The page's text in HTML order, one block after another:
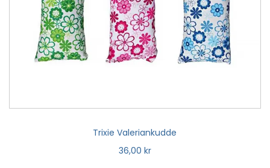
Trixie Valeriankudde
36,00 kr